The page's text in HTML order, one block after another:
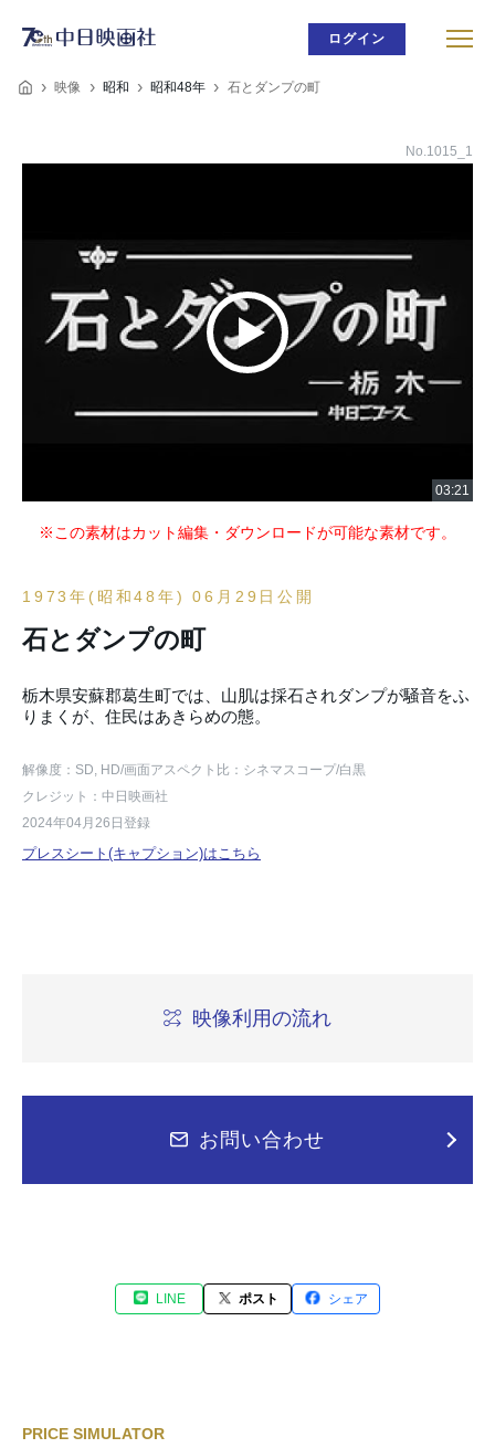
ログイン
映像 昭和 昭和48年 石とダンプの町
No.1015_1
※この素材はカット編集・ダウンロードが可能な素材です。
1973年(昭和48年) 06月29日公開
石とダンプの町
栃木県安蘇郡葛生町では、山肌は採石されダンプが騒音をふ
りまくが、住民はあきらめの態。
解像度：SD, HD/画面アスペクト比：シネマスコープ/白黒
クレジット：中日映画社
2024年04月26日登録
プレスシート(キャプション)はこちら
映像利用の流れ
お問い合わせ
LINE ポスト シェア
PRICE SIMULATOR